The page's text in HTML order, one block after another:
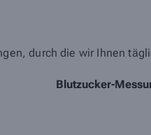
durch die wir Ihnen
Blutzucker-